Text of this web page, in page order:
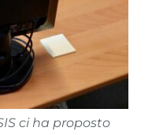
ci ha proposto